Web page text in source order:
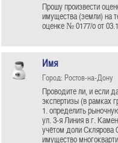
Прошу произвести
имущества (земли) на
оценке № 0177/о от
Имя
Город: Ростов-на-Дону
Проводите ли, и если
экспертизы (в рамках
1. определить
ул. 3-я Линия в г.
учётом доли Склярова
имущество